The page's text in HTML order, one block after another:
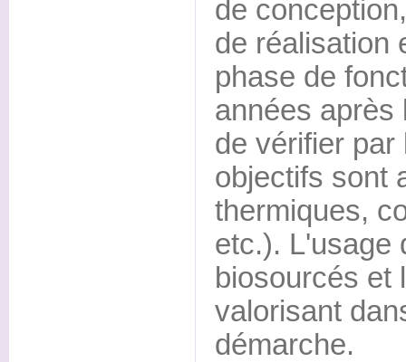
de
de réalisation
phase de
années après
de vérifier par
objectifs sont
thermiques,
etc.). L'usage
biosourcés et
valorisant
démarche.